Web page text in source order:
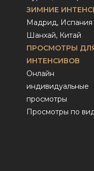
ЗИМНИЕ
Мадрид, Испания
Шанхай, Китай
ПРОСМОТРЫ
ИНТЕНСИВОВ
Онлайн
индивидуальные
просмотры
Просмотры по